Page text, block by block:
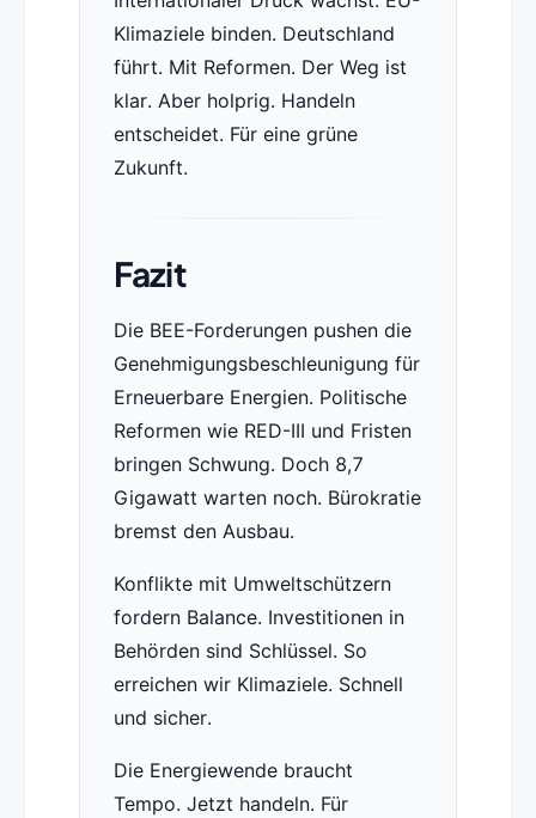
Klimaziele binden. Deutschland
führt. Mit Reformen. Der Weg ist
klar. Aber holprig. Handeln
entscheidet. Für eine grüne
Zukunft.
Fazit
Die BEE-Forderungen pushen die
Genehmigungsbeschleunigung für
Erneuerbare Energien. Politische
Reformen wie RED-III und Fristen
bringen Schwung. Doch 8,7
Gigawatt warten noch. Bürokratie
bremst den Ausbau.
Konflikte mit Umweltschützern
fordern Balance. Investitionen in
Behörden sind Schlüssel. So
erreichen wir Klimaziele. Schnell
und sicher.
Die Energiewende braucht
Tempo. Jetzt handeln. Für